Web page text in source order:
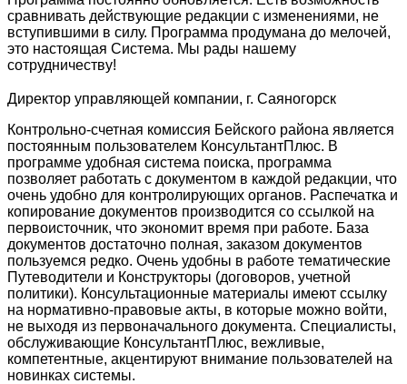
сравнивать действующие редакции с изменениями, не
вступившими в силу. Программа продумана до мелочей,
это настоящая Система. Мы рады нашему
сотрудничеству!
Директор управляющей компании, г. Саяногорск
Контрольно-счетная комиссия Бейского района является
постоянным пользователем КонсультантПлюс. В
программе удобная система поиска, программа
позволяет работать с документом в каждой редакции, что
очень удобно для контролирующих органов. Распечатка и
копирование документов производится со ссылкой на
первоисточник, что экономит время при работе. База
документов достаточно полная, заказом документов
пользуемся редко. Очень удобны в работе тематические
Путеводители и Конструкторы (договоров, учетной
политики). Консультационные материалы имеют ссылку
на нормативно-правовые акты, в которые можно войти,
не выходя из первоначального документа. Специалисты,
обслуживающие КонсультантПлюс, вежливые,
компетентные, акцентируют внимание пользователей на
новинках системы.